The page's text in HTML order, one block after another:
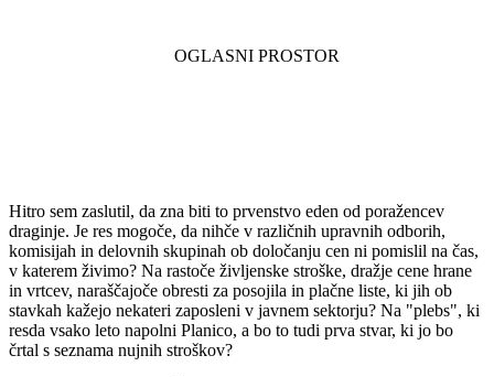
Hitro sem zaslutil, da zna biti to prvenstvo eden od poražencev
draginje. Je res mogoče, da nihče v različnih upravnih odborih,
komisijah in delovnih skupinah ob določanju cen ni pomislil na čas,
v katerem živimo? Na rastoče življenske stroške, dražje cene hrane
in vrtcev, naraščajoče obresti za posojila in plačne liste, ki jih ob
stavkah kažejo nekateri zaposleni v javnem sektorju? Na "plebs", ki
resda vsako leto napolni Planico, a bo to tudi prva stvar, ki jo bo
črtal s seznama nujnih stroškov?